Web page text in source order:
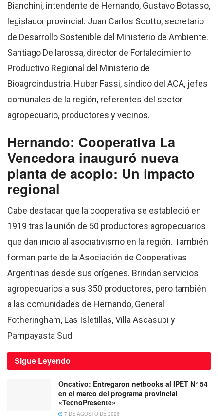
Bianchini, intendente de Hernando, Gustavo Botasso,
legislador provincial. Juan Carlos Scotto, secretario
de Desarrollo Sostenible del Ministerio de Ambiente.
Santiago Dellarossa, director de Fortalecimiento
Productivo Regional del Ministerio de
Bioagroindustria. Huber Fassi, síndico del ACA, jefes
comunales de la región, referentes del sector
agropecuario, productores y vecinos.
Hernando: Cooperativa La
Vencedora inauguró nueva
planta de acopio: Un impacto
regional
Cabe destacar que la cooperativa se estableció en
1919 tras la unión de 50 productores agropecuarios
que dan inicio al asociativismo en la región. También
forman parte de la Asociación de Cooperativas
Argentinas desde sus orígenes. Brindan servicios
agropecuarios a sus 350 productores, pero también
a las comunidades de Hernando, General
Fotheringham, Las Isletillas, Villa Ascasubi y
Pampayasta Sud.
Sigue Leyendo
Oncativo: Entregaron netbooks al IPET N° 54
en el marco del programa provincial
«TecnoPresente»
7 DE AGOSTO DE 2026